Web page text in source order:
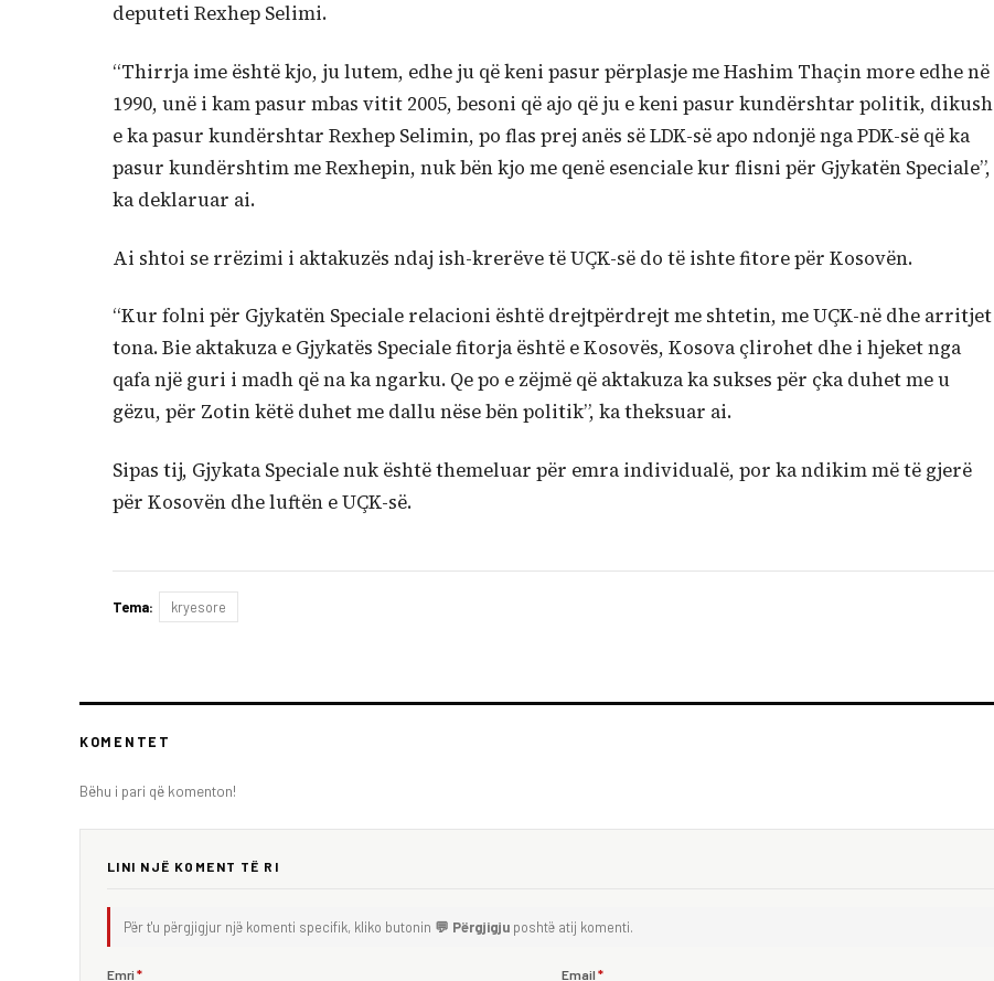
deputeti Rexhep Selimi.
“Thirrja ime është kjo, ju lutem, edhe ju që keni pasur përplasje me Hashim Thaçin more edhe në
1990, unë i kam pasur mbas vitit 2005, besoni që ajo që ju e keni pasur kundërshtar politik, dikush
e ka pasur kundërshtar Rexhep Selimin, po flas prej anës së LDK-së apo ndonjë nga PDK-së që ka
pasur kundërshtim me Rexhepin, nuk bën kjo me qenë esenciale kur flisni për Gjykatën Speciale”,
ka deklaruar ai.
Ai shtoi se rrëzimi i aktakuzës ndaj ish-krerëve të UÇK-së do të ishte fitore për Kosovën.
“Kur folni për Gjykatën Speciale relacioni është drejtpërdrejt me shtetin, me UÇK-në dhe arritjet
tona. Bie aktakuza e Gjykatës Speciale fitorja është e Kosovës, Kosova çlirohet dhe i hjeket nga
qafa një guri i madh që na ka ngarku. Qe po e zëjmë që aktakuza ka sukses për çka duhet me u
gëzu, për Zotin këtë duhet me dallu nëse bën politik”, ka theksuar ai.
Sipas tij, Gjykata Speciale nuk është themeluar për emra individualë, por ka ndikim më të gjerë
për Kosovën dhe luftën e UÇK-së.
Tema: kryesore
KOMENTET
Bëhu i pari që komenton!
LINI NJË KOMENT TË RI
Për t'u përgjigjur një komenti specifik, kliko butonin 💬 Përgjigju poshtë atij komenti.
Emri * Email *